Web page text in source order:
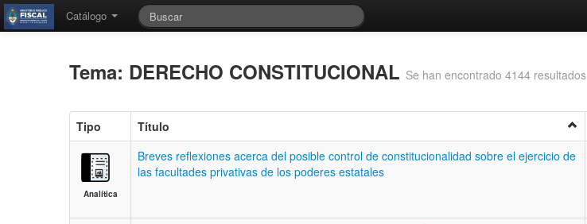
Catálogo
Tema: DERECHO CONSTITUCIONAL Se han encontrado 4144 resultados
Tipo Título
Analítica
Breves reflexiones acerca del posible control de constitucionalidad sobre el ejercicio de
las facultades privativas de los poderes estatales